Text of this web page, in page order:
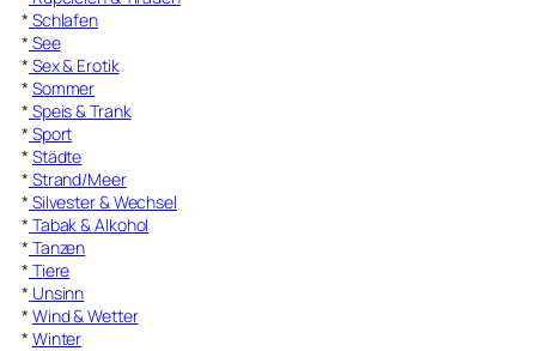
* Schlafen
* See
* Sex & Erotik
* Sommer
* Speis & Trank
* Sport
* Städte
* Strand/Meer
* Silvester & Wechsel
* Tabak & Alkohol
* Tanzen
* Tiere
* Unsinn
* Wind & Wetter
* Winter